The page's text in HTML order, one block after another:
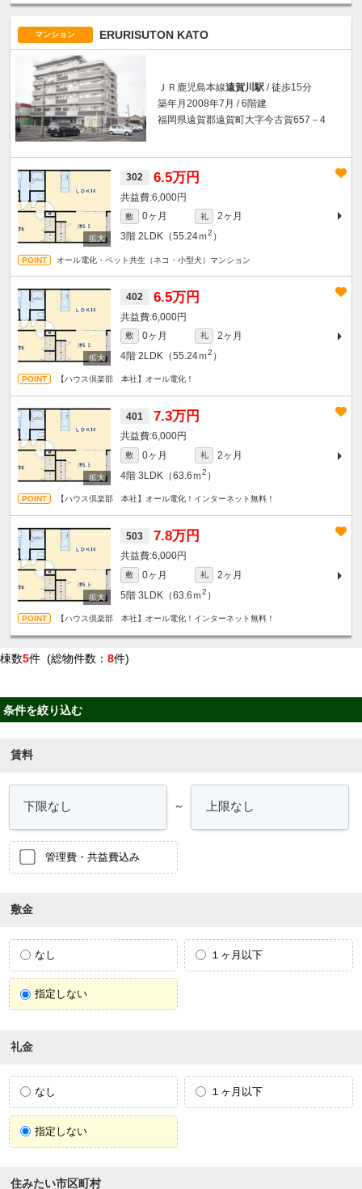
マンション ERURISUTON KATO
ＪＲ鹿児島本線遠賀川駅 / 徒歩15分
築年月2008年7月 / 6階建
福岡県遠賀郡遠賀町大字今古賀657－4
302 6.5万円
6,000円
敷 0ヶ月 礼
2ヶ月
3階 2LDK（55.24ｍ2 ）
オール電化・ペット共生（ネコ・小型犬）マンション
402 6.5万円
6,000円
敷 0ヶ月 礼
2ヶ月
4階 2LDK（55.24ｍ2 ）
【ハウス倶楽部 本社】オール電化！
401 7.3万円
6,000円
敷 0ヶ月 礼
2ヶ月
4階 3LDK（63.6ｍ2 ）
【ハウス倶楽部 本社】オール電化！インターネット無料！
503 7.8万円
6,000円
敷 0ヶ月 礼
2ヶ月
5階 3LDK（63.6ｍ2 ）
【ハウス倶楽部 本社】オール電化！インターネット無料！
棟数5件 (総物件数： 8件)
条件を絞り込む
賃料
～
管理費・共益費込み
敷金
なし １ヶ月以下
指定しない
礼金
なし １ヶ月以下
指定しない
住みたい市区町村